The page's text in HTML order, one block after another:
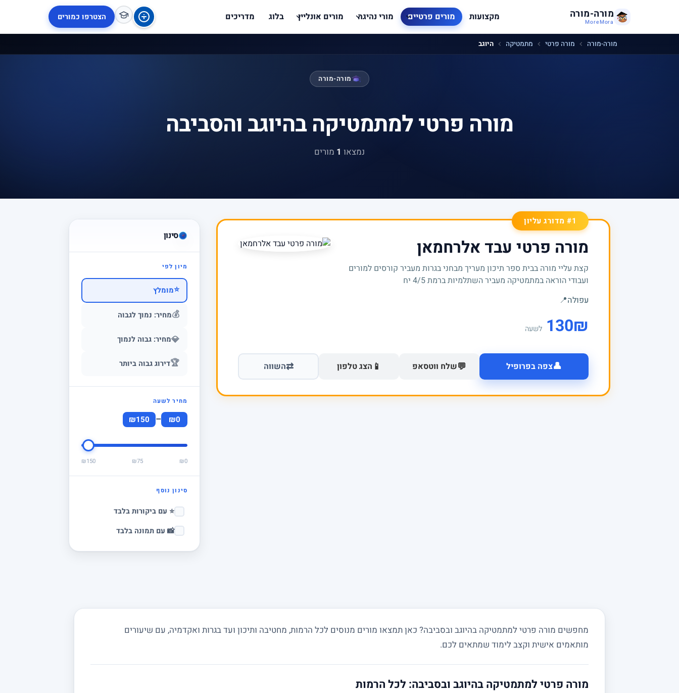
מורה-מורה
MoreMora מקצועות מורים פרטיים מורי נהיגה מורים אונליין בלוג מדריכים הצטרפו כמורים
מורה-מורה מורה פרטי מתמטיקה היוגב
מורה-מורה
מורה פרטי למתמטיקה בהיוגב והסביבה
נמצאו 1 מורים
סינון
מיון לפי
⭐מומלץ
💰מחיר: נמוך לגבוה
💎מחיר: גבוה לנמוך
🏆דירוג גבוה ביותר
מחיר לשעה
₪0
–
₪150
₪0
₪75
₪150
סינון נוסף
⭐ עם ביקורות בלבד
📸 עם תמונה בלבד
#1 מדורג עליון
מורה פרטי עבד אלרחמאן
קצת עליי מורה בבית ספר תיכון מעריך מבחני בגרות מעביר קורסים למורים
ועבודי הוראה במתמטיקה מעביר השתלמיות ברמת 4/5 יח
עפולה📍
₪
130 לשעה
👤צפה בפרופיל 💬שלח ווטסאפ 📱 הצג טלפון ⇄השווה
מחפשים מורה פרטי למתמטיקה בהיוגב ובסביבה? כאן תמצאו מורים מנוסים לכל הרמות, מחטיבה ותיכון ועד בגרות ואקדמיה, עם שיעורים
מותאמים אישית וקצב לימוד שמתאים לכם.
מורה פרטי למתמטיקה בהיוגב ובסביבה: לכל הרמות